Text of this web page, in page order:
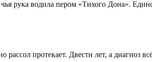
рука водила пером «Тихого Дона».
протекает. Двести лет, а диагноз